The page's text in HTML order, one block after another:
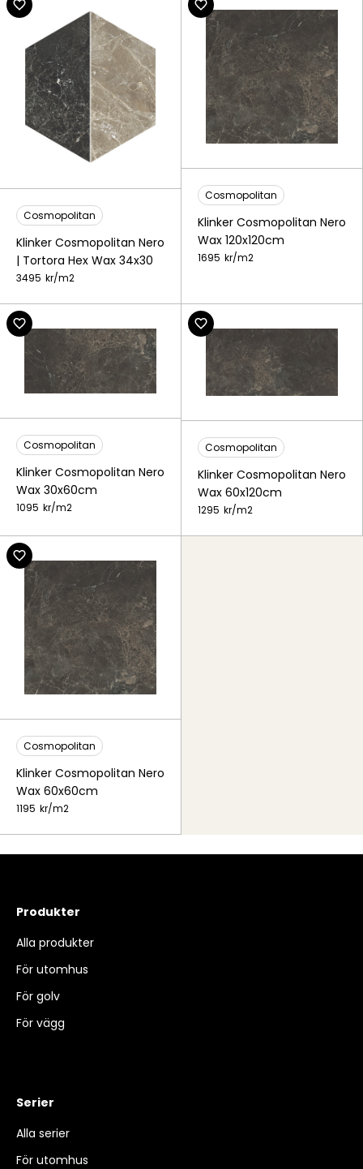
Cosmopolitan
Klinker Cosmopolitan Nero
| Tortora Hex Wax 34x30
3495 kr/m2
Cosmopolitan
Klinker Cosmopolitan Nero
Wax 120x120cm
1695 kr/m2
Cosmopolitan
Klinker Cosmopolitan Nero
Wax 30x60cm
1095 kr/m2
Cosmopolitan
Klinker Cosmopolitan Nero
Wax 60x120cm
1295 kr/m2
Cosmopolitan
Klinker Cosmopolitan Nero
Wax 60x60cm
1195 kr/m2
Produkter
Alla produkter
För utomhus
För golv
För vägg
Serier
Alla serier
För utomhus